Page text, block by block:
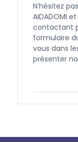
N’hésitez
AIDADOMI
contactant
formulaire
vous dans
présenter